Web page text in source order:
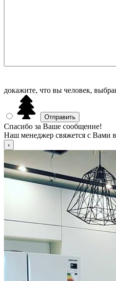
докажите, что вы человек,
Спасибо за Ваше сообщение!
Наш менеджер свяжется с Вами